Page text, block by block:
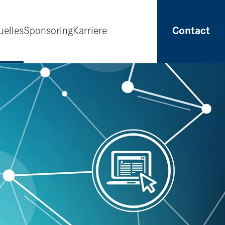
SponsoringKarriere Contact